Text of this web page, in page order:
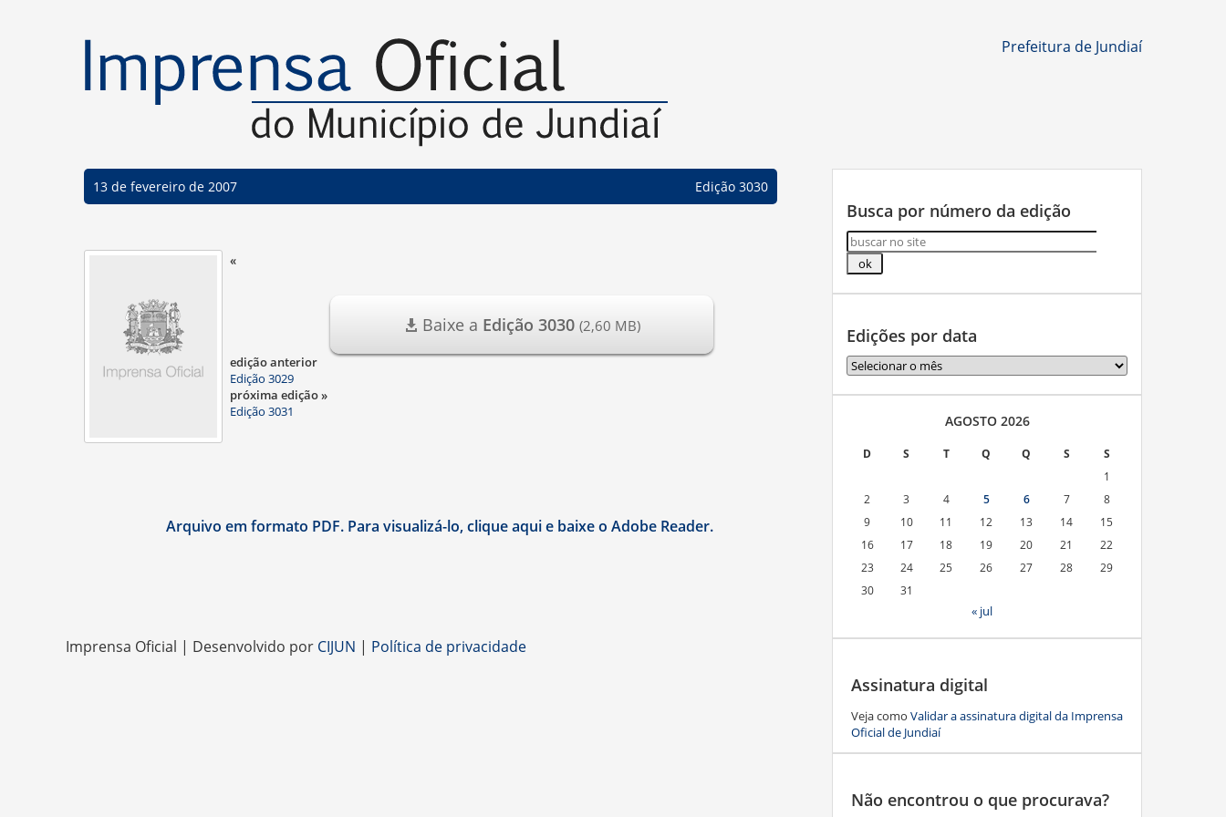
Prefeitura de Jundiaí
13 de fevereiro de 2007 Edição 3030
Baixe a Edição 3030 (2,60 MB)
«
edição anterior
Edição 3029
próxima edição »
Edição 3031
Arquivo em formato PDF. Para visualizá-lo, clique aqui e baixe o Adobe Reader.
Busca por número da edição
Edições por data
Edições
por
data
AGOSTO 2026
D S T Q Q S
S
1
2
3 4 5 6 7
8
9
10 11 12 13 14
15
16
17 18 19 20 21
22
23
24 25 26 27 28
29
30
31
« jul
Assinatura digital
Veja como Validar a assinatura digital da Imprensa
Oficial de Jundiaí
Não encontrou o que procurava?
Imprensa Oficial | Desenvolvido por CIJUN | Política de privacidade